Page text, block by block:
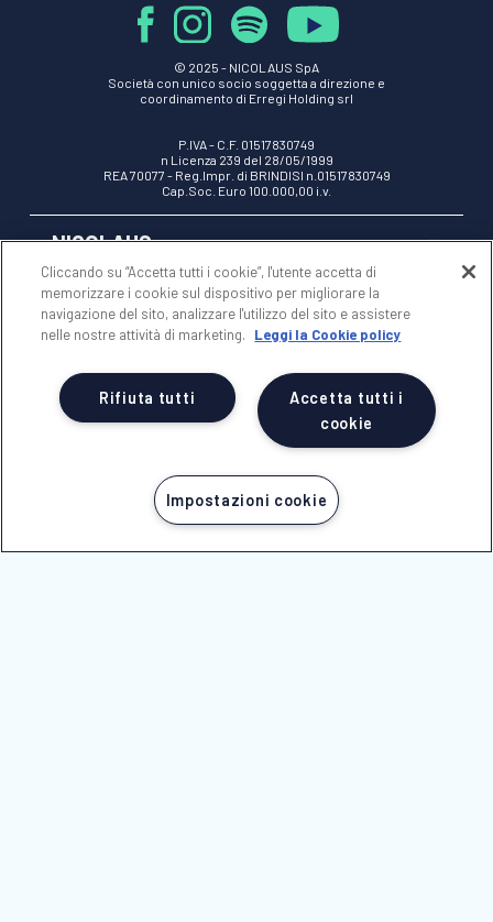
© 2025 - NICOLAUS SpA
Società con unico socio soggetta a direzione e
coordinamento di Erregi Holding srl
P.IVA - C.F. 01517830749
n Licenza 239 del 28/05/1999
REA 70077 - Reg.Impr. di BRINDISI n.01517830749
Cap.Soc. Euro 100.000,00 i.v.
NICOLAUS
AREA RISERVATA
Cliccando su “Accetta tutti i cookie”, l'utente accetta di
memorizzare i cookie sul dispositivo per migliorare la
navigazione del sito, analizzare l'utilizzo del sito e assistere
nelle nostre attività di marketing.
Leggi la Cookie policy
Accetta tutti i
cookie
Rifiuta tutti
Impostazioni cookie